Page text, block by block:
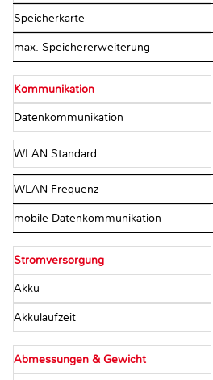
Speicherkarte
max. Speichererweiterung
Kommunikation
Datenkommunikation
WLAN Standard
WLAN-Frequenz
mobile Datenkommunikation
Stromversorgung
Akku
Akkulaufzeit
Abmessungen & Gewicht